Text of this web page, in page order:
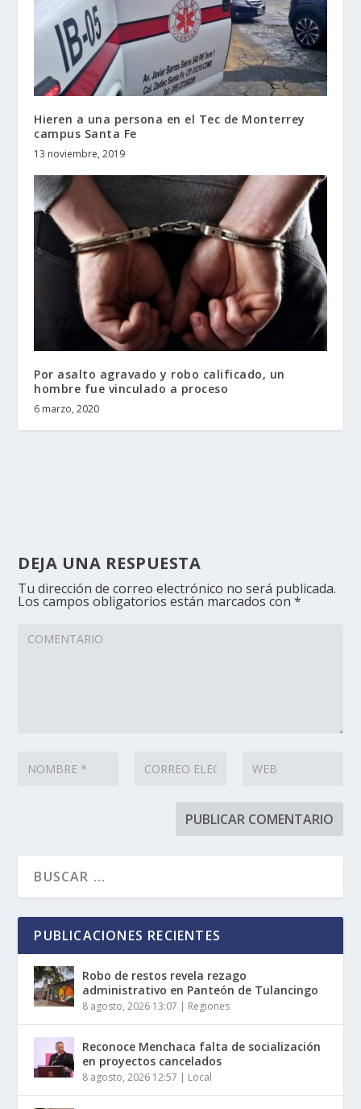
Hieren a una persona en el Tec de Monterrey
campus Santa Fe
13 noviembre, 2019
Por asalto agravado y robo calificado, un
hombre fue vinculado a proceso
6 marzo, 2020
DEJA UNA RESPUESTA
Tu dirección de correo electrónico no será publicada.
Los campos obligatorios están marcados con*
PUBLICACIONES RECIENTES
Robo de restos revela rezago
administrativo en Panteón de Tulancingo
8 agosto, 2026 13:07 | Regiones
Reconoce Menchaca falta de socialización
en proyectos cancelados
8 agosto, 2026 12:57 | Local